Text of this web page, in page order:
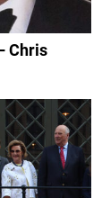
Chris